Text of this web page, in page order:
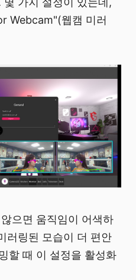
Webcam"(웹캠 미러
으면 움직임이 어색하
러링된 모습이 더 편안
할 때 이 설정을 활성화